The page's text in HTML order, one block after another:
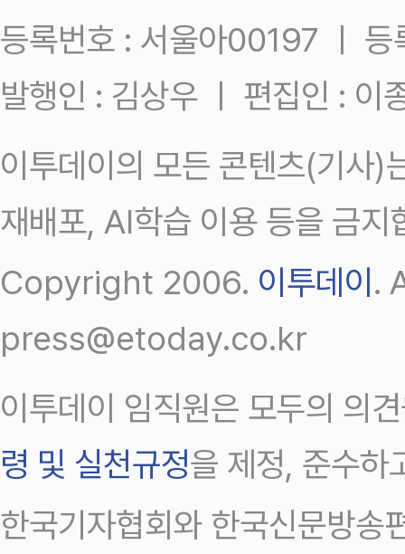
등록번호 : 서울아00197 ㅣ
발행인 : 김상우 ㅣ 편집인 : 이
이투데이의 모든 콘텐츠(기사)
재배포, AI학습 이용 등을 금지
Copyright 2006. 이투데이.
press@etoday.co.kr
이투데이 임직원은 모두의 의
령 및 실천규정을 제정, 준수하
한국기자협회와 한국신문방송